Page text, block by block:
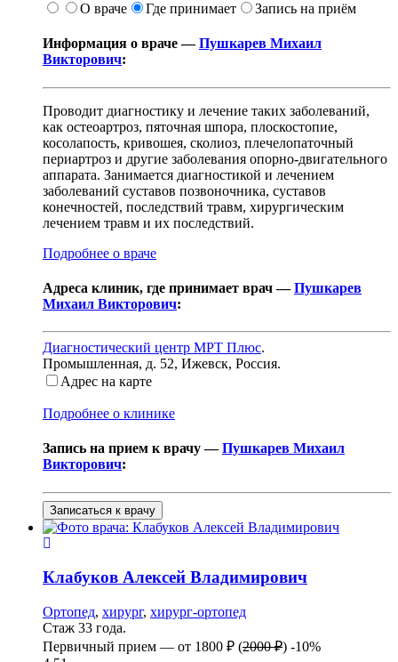
О враче
Где принимает Запись на приём
Информация о враче —Пушкарев Михаил
Викторович:
Проводит диагностику и лечение таких заболеваний,
как остеоартроз, пяточная шпора, плоскостопие,
косолапость, кривошея, сколиоз, плечелопаточный
периартроз и другие заболевания опорно-двигательного
аппарата. Занимается диагностикой и лечением
заболеваний суставов позвоночника, суставов
конечностей, последствий травм, хирургическим
лечением травм и их последствий.
Подробнее о враче
Адреса клиник, где принимает врач —Пушкарев
Михаил Викторович:
Диагностический центр МРТ Плюс.
Промышленная, д. 52, Ижевск, Россия.
Адрес на карте
Подробнее о клинике
Запись на прием к врачу —Пушкарев Михаил
Викторович:
Записаться к врачу
Клабуков Алексей Владимирович
Ортопед, хирург, хирург-ортопед
Стаж 33 года.
Первичный прием — от 1800 ₽ (2000 ₽) -10%